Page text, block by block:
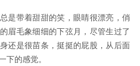
是带着甜甜的笑，眼睛很漂亮，俏
眉毛象细细的下弦月，尽管生过了
还是很苗条，挺挺的屁股，从后面
下的感觉。